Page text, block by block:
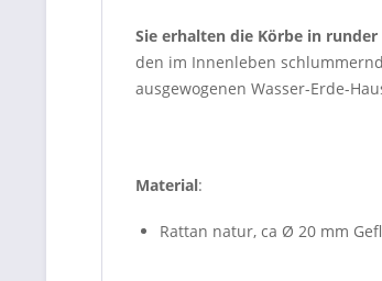
Sie erhalten die Körbe in
den im Innenleben
ausgewogenen Wasser-Erde-
Material:
Rattan natur, ca Ø 20 mm